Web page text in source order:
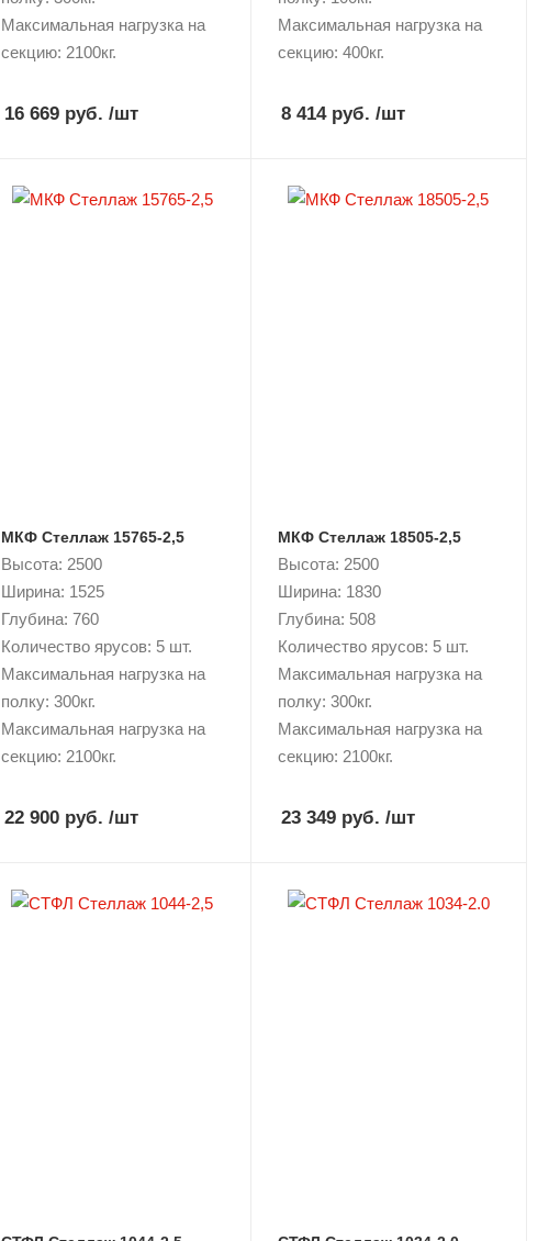
Максимальная нагрузка на
секцию: 2100кг.
16 669 руб. /шт
Максимальная нагрузка на
секцию: 400кг.
8 414 руб. /шт
МКФ Стеллаж 15765-2,5
Высота: 2500
Ширина: 1525
Глубина: 760
Количество ярусов: 5 шт.
Максимальная нагрузка на
полку: 300кг.
Максимальная нагрузка на
секцию: 2100кг.
22 900 руб. /шт
МКФ Стеллаж 18505-2,5
Высота: 2500
Ширина: 1830
Глубина: 508
Количество ярусов: 5 шт.
Максимальная нагрузка на
полку: 300кг.
Максимальная нагрузка на
секцию: 2100кг.
23 349 руб. /шт